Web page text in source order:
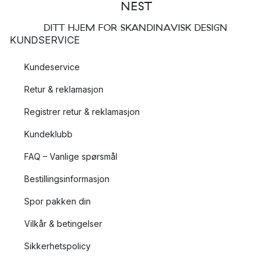
DITT HJEM FOR SKANDINAVISK DESIGN
KUNDSERVICE
Kundeservice
Retur & reklamasjon
Registrer retur & reklamasjon
Kundeklubb
FAQ – Vanlige spørsmål
Bestillingsinformasjon
Spor pakken din
Vilkår & betingelser
Sikkerhetspolicy